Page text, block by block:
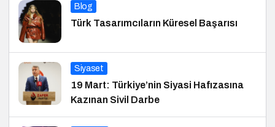
Blog
Türk Tasarımcıların Küresel Başarısı
Siyaset
19 Mart: Türkiye’nin Siyasi Hafızasına
Kazınan Sivil Darbe